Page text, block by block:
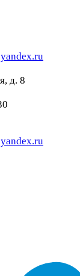
д. 8